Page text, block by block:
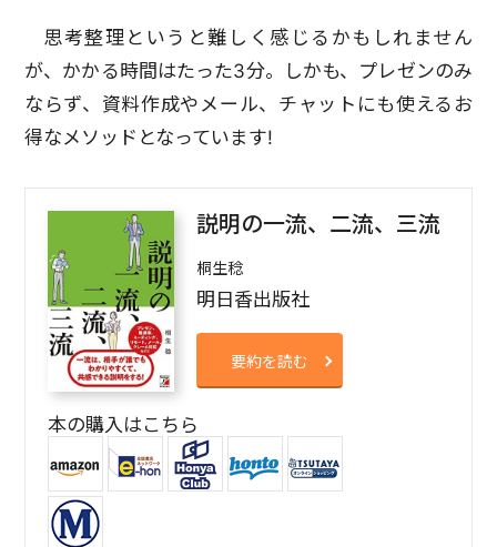
思考整理というと難しく感じるかもしれません
が、かかる時間はたった3分。しかも、プレゼンのみ
ならず、資料作成やメール、チャットにも使えるお
得なメソッドとなっています!
説明の一流、二流、三流
桐生稔
明日香出版社
要約を読む
本の購入はこちら